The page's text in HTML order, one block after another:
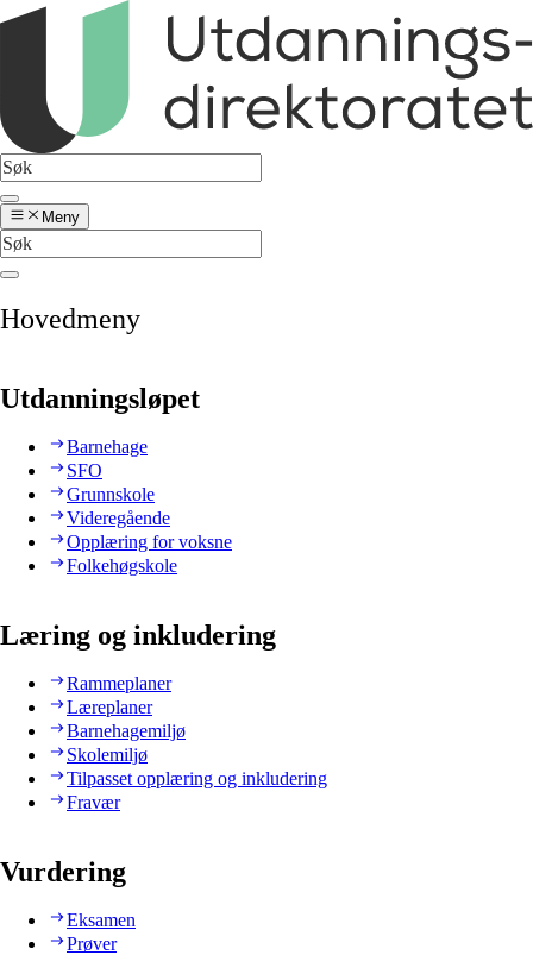
Meny
Hovedmeny
Utdanningsløpet
Barnehage
SFO
Grunnskole
Videregående
Opplæring for voksne
Folkehøgskole
Læring og inkludering
Rammeplaner
Læreplaner
Barnehagemiljø
Skolemiljø
Tilpasset opplæring og inkludering
Fravær
Vurdering
Eksamen
Prøver